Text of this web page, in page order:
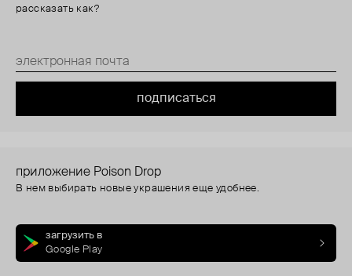
рассказать как?
подписаться
приложение Poison Drop
В нем выбирать новые украшения еще удобнее.
загрузить в
Google Play